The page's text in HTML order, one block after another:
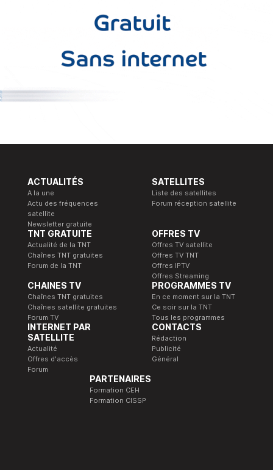
ACTUALITÉS
A la une
Actu des fréquences
satellite
Newsletter gratuite
SATELLITES
Liste des satellites
Forum réception satellite
TNT GRATUITE
Actualité de la TNT
Chaînes TNT gratuites
Forum de la TNT
OFFRES TV
Offres TV satellite
Offres TV TNT
Offres IPTV
Offres Streaming
CHAINES TV
Chaînes TNT gratuites
Chaînes satellite gratuites
Forum TV
PROGRAMMES TV
En ce moment sur la TNT
Ce soir sur la TNT
Tous les programmes
INTERNET PAR
SATELLITE
Actualité
Offres d'accès
Forum
CONTACTS
Rédaction
Publicité
Général
PARTENAIRES
Formation CEH
Formation CISSP